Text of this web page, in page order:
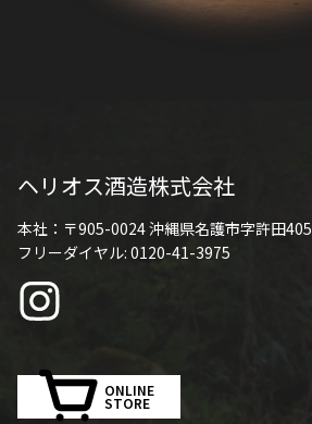
ヘリオス酒造株式会社
本社：〒905-0024 沖縄県名護市字許田405
フリーダイヤル: 0120-41-3975
ONLINE
STORE